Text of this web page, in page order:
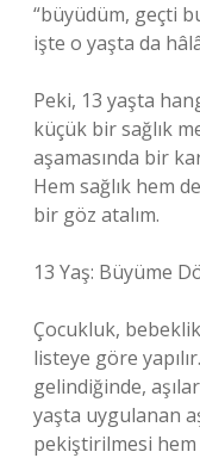
“büyüdüm, geçti
işte o yaşta da
Peki, 13 yaşta
küçük bir sağlık
aşamasında bir
Hem sağlık hem
bir göz atalım.
13 Yaş: Büyüme
Çocukluk,
listeye göre
gelindiğinde,
yaşta uygulanan
pekiştirilmesi hem